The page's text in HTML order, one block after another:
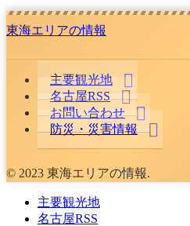
東海エリアの情報
主要観光地
名古屋RSS
お問い合わせ
防災・災害情報
© 2023 東海エリアの情報.
主要観光地
名古屋RSS